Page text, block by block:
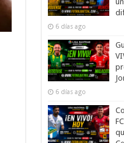
6 días ago
6 días ago